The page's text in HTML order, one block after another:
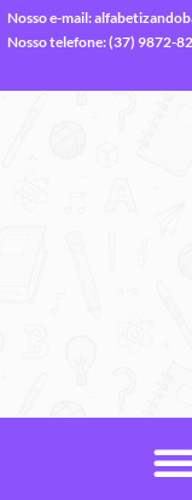
Nosso e-mail:
Nosso telefone: (37) 9872-